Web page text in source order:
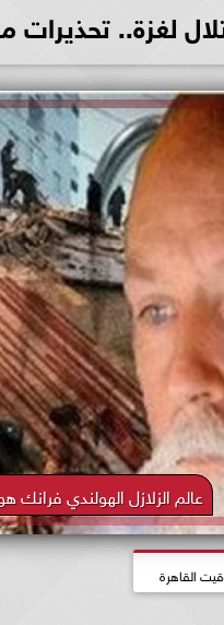
لغزة.. تحذيرات
عالم الزلازل الهولندي فرانك
القاهرة